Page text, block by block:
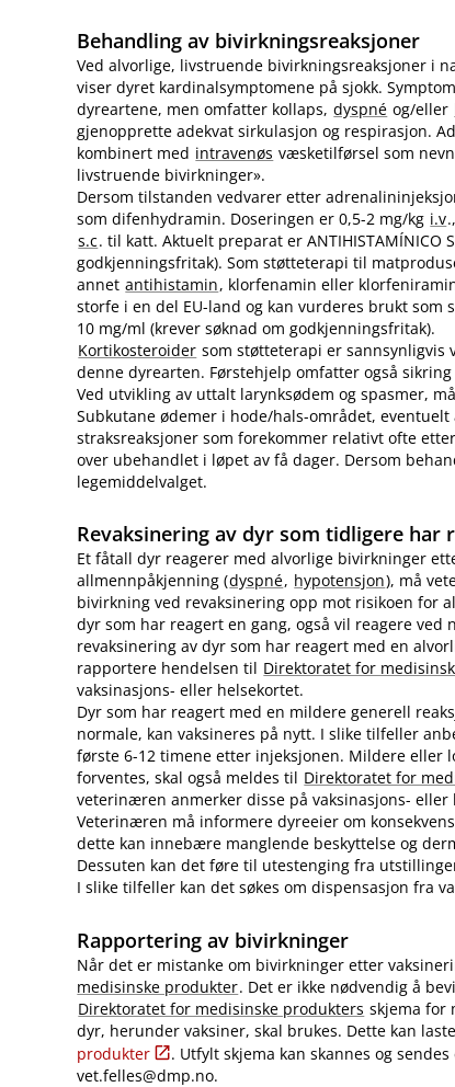
Behandling av bivirkningsreaksjoner
Ved alvorlige, livstruende bivirkningsreaksjoner i
viser dyret kardinalsymptomene på sjokk.
dyreartene, men omfatter kollaps, dyspné og​/​eller
gjenopprette adekvat sirkulasjon og respirasjon.
kombinert med intravenøs væsketilførsel som
livstruende bivirkninger».
Dersom tilstanden vedvarer etter
som difenhydramin. Doseringen er 0,5-2 mg/kg i.v.,
s.c. til katt. Aktuelt preparat er ANTIHISTAMÍNICO
godkjenningsfritak). Som støtteterapi til
annet antihistamin, klorfenamin eller
storfe i en del EU-land og kan vurderes brukt
10 mg/ml (krever søknad om godkjenningsfritak).
Kortikosteroider som støtteterapi er sannsynligvis
denne dyrearten. Førstehjelp omfatter også
Ved utvikling av uttalt larynksødem og spasmer,
Subkutane ødemer i hode​/​hals-området,
straksreaksjoner som forekommer relativt ofte
over ubehandlet i løpet av få dager. Dersom
legemiddelvalget.
Revaksinering av dyr som tidligere har
Et fåtall dyr reagerer med alvorlige bivirkninger
allmennpåkjenning (dyspné, hypotensjon), må
bivirkning ved revaksinering opp mot risikoen for
dyr som har reagert en gang, også vil reagere ved
revaksinering av dyr som har reagert med en
rapportere hendelsen til Direktoratet for
vaksinasjons- eller helsekortet.
Dyr som har reagert med en mildere generell
normale, kan vaksineres på nytt. I slike tilfeller
første 6-12 timene etter injeksjonen. Mildere eller
forventes, skal også meldes til Direktoratet for
veterinæren anmerker disse på vaksinasjons- eller
Veterinæren må informere dyreeier om
dette kan innebære manglende beskyttelse og
Dessuten kan det føre til utestenging fra
I slike tilfeller kan det søkes om dispensasjon fra
Rapportering av bivirkninger
Når det er mistanke om bivirkninger etter
medisinske produkter. Det er ikke nødvendig å
Direktoratet for medisinske produkters skjema for
dyr, herunder vaksiner, skal brukes. Dette kan
produkter
. Utfylt skjema kan skannes og
vet.felles@dmp.no.